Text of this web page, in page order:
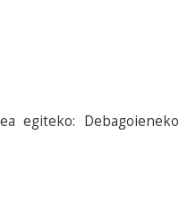
egiteko: Debagoieneko